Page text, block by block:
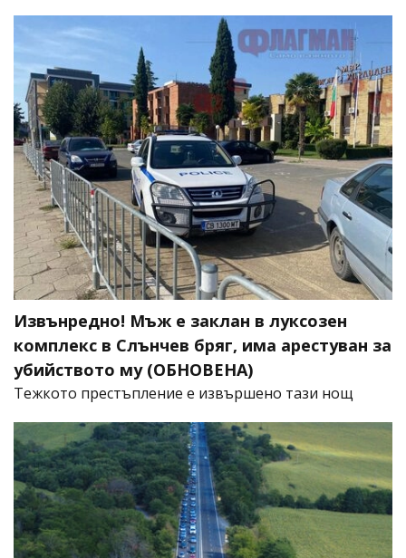
Извънредно! Мъж е заклан в луксозен
комплекс в Слънчев бряг, има арестуван за
убийството му (ОБНОВЕНА)
​Тежкото престъпление е извършено тази нощ